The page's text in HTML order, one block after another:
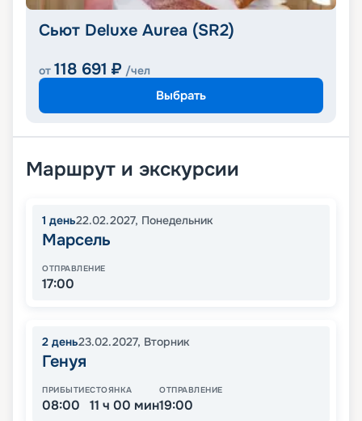
Сьют Deluxe Aurea (SR2)
от 118 691 ₽ /чел
Выбрать
Маршрут и экскурсии
1 день22.02.2027, Понедельник
Марсель
ОТПРАВЛЕНИЕ
17:00
2 день23.02.2027, Вторник
Генуя
ПРИБЫТИЕ
08:00
СТОЯНКА
11 ч 00 мин
ОТПРАВЛЕНИЕ
19:00